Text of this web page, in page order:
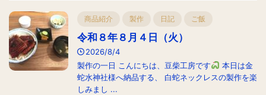
商品紹介 製作 日記 ご飯
令和８年８月４日（火）
2026/8/4
製作の一日 こんにちは、豆柴工房です
本日は金
蛇水神社様へ納品する、 白蛇ネックレスの製作を楽
しみまし ...